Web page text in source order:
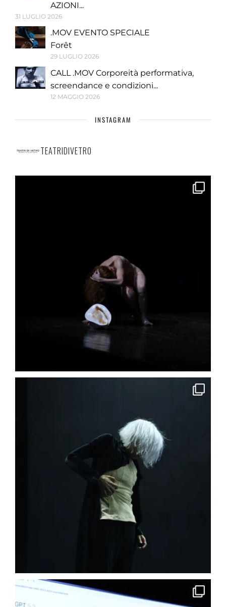
AZIONI...
31 LUGLIO 2026
.MOV EVENTO SPECIALE
Forêt
29 LUGLIO 2026
CALL .MOV Corporeità performativa,
screendance e condizioni...
12 MAGGIO 2026
INSTAGRAM
TEATRIDIVETRO